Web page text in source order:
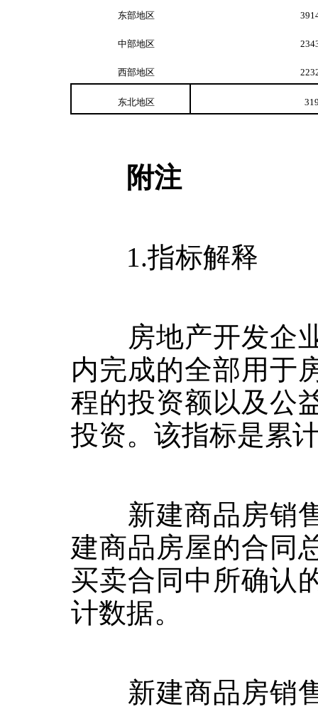
东部地区
中部地区
西部地区
东北地区
附注
1.指标解释
房地产开发企业
内完成的全部用于
程的投资额以及公
投资。该指标是累
新建商品房销售
建商品房屋的合同
买卖合同中所确认
计数据。
新建商品房销售